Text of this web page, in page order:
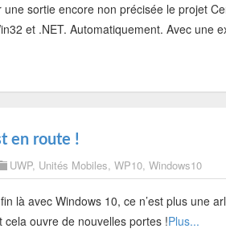
sortie encore non précisée le projet
et .NET. Automatiquement. Avec une
en route !
UWP, Unités Mobiles, WP10, Windows10
là avec Windows 10, ce n’est plus une
cela ouvre de nouvelles portes !Plus...